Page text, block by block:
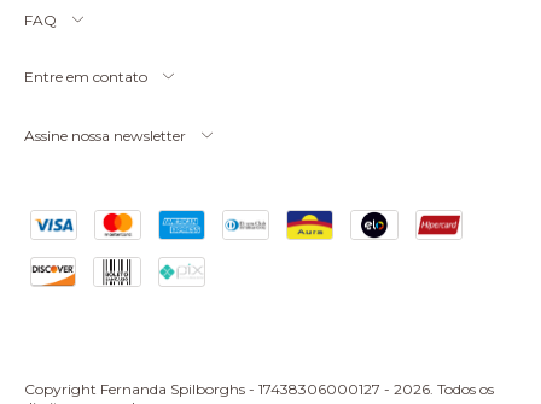
FAQ
Entre em contato
Assine nossa newsletter
Copyright Fernanda Spilborghs - 17438306000127 - 2026. Todos os